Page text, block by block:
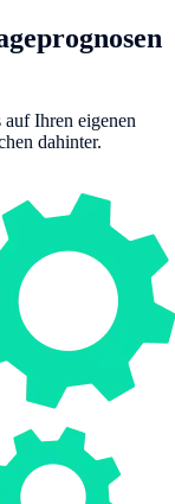
Ihren eigenen
dahinter.